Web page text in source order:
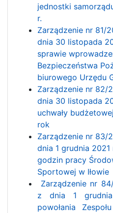
jednostki
r.
Zarządzenie nr 81/
dnia 30 listopada
sprawie
Bezpieczeństwa
biurowego Urzędu
Zarządzenie nr 82/
dnia 30 listopada
uchwały
rok
Zarządzenie nr 83/
dnia 1 grudnia
godzin pracy
Sportowej w Iłowie
Zarządzenie nr
z dnia 1
powołania